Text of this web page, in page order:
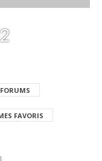
FORUMS
FAVORIS